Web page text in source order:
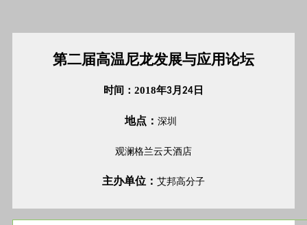
第二届高温尼龙发展与应用论坛
时间： 2018年3 月 24 日
地点： 深圳
观澜格兰云天酒店
主办单位： 艾邦高分子